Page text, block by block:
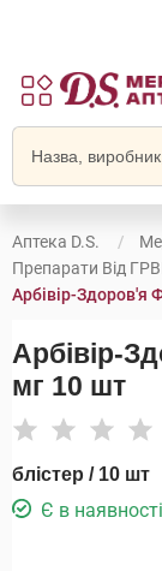
Аптека D.S.
Препарати Від
Арбівір-Здоров'я
Арбівір-
мг 10 шт
блістер / 10 шт
Є в наявності